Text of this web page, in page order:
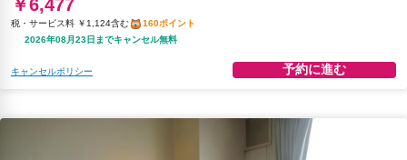
￥6,477
税・サービス料 ￥1,124含む
160ポイント
2026年08月23日までキャンセル無料
キャンセルポリシー 予約に進む